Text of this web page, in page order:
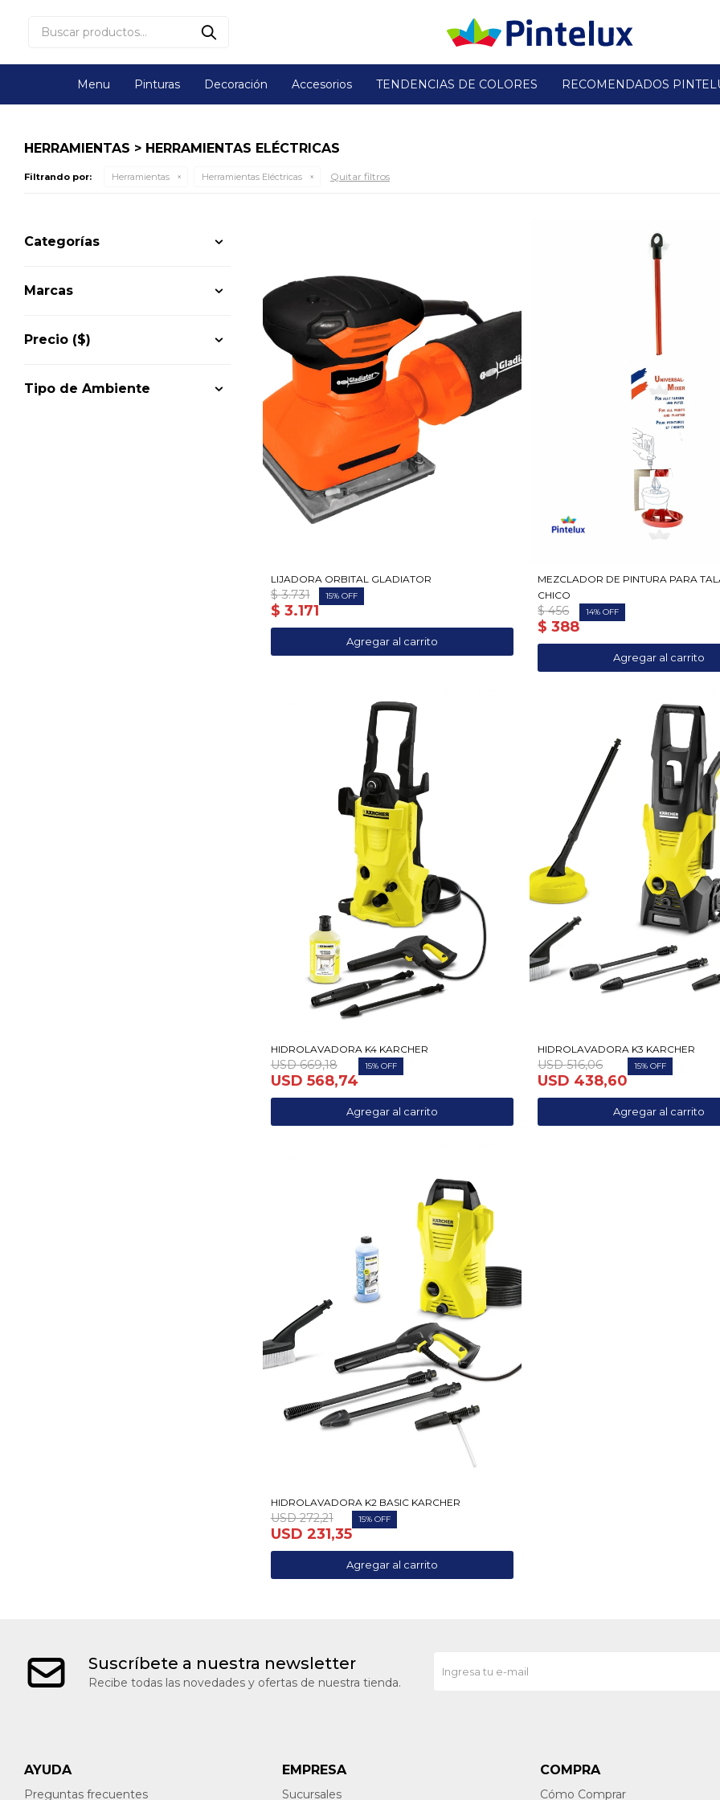
Menu Pinturas Decoración Accesorios TENDENCIAS DE COLORES RECOMENDADOS
HERRAMIENTAS > HERRAMIENTAS ELÉCTRICAS
Filtrando por: Herramientas Herramientas Eléctricas Quitar filtros
LIJADORA ORBITAL GLADIATOR
$ 3.171
$ 3.731 15
MEZCLADOR DE PINTURA PARA
CHICO
$ 388
$ 456 14
HIDROLAVADORA K4 KARCHER
USD 568,74
USD 669,18 15
HIDROLAVADORA K3 KARCHER
USD 438,60
USD 516,06 15
HIDROLAVADORA K2 BASIC KARCHER
USD 231,35
USD 272,21 15
Categorías
Marcas
Precio ($)
Tipo de Ambiente
Suscríbete a nuestra newsletter
Recibe todas las novedades y ofertas de nuestra tienda.
AYUDA
Preguntas frecuentes
EMPRESA
Sucursales
COMPRA
Cómo Comprar